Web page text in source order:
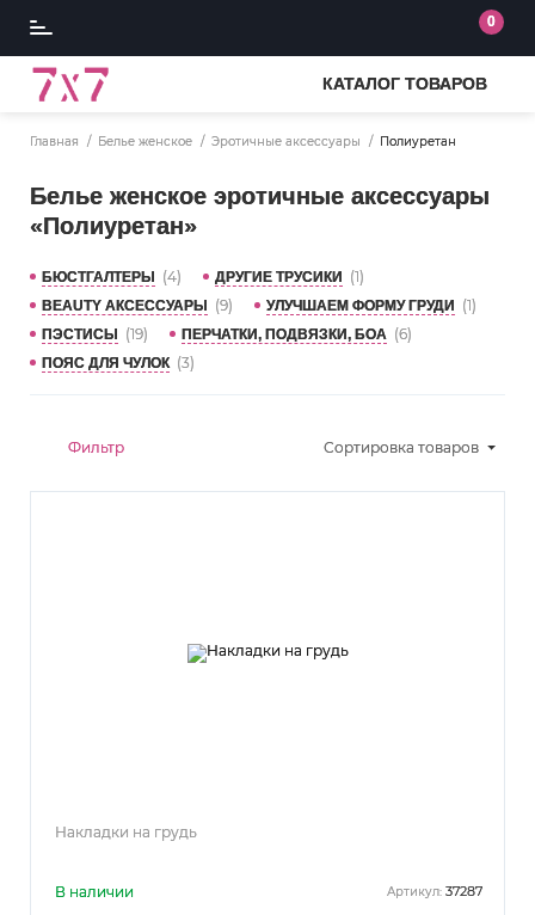
0
КАТАЛОГ ТОВАРОВ
Главная Белье женское Эротичные аксессуары Полиуретан
Белье женское эротичные аксессуары
«Полиуретан»
БЮСТГАЛТЕРЫ (4) ДРУГИЕ ТРУСИКИ (1)
BEAUTY АКСЕССУАРЫ (9) УЛУЧШАЕМ ФОРМУ ГРУДИ (1)
ПЭСТИСЫ (19) ПЕРЧАТКИ, ПОДВЯЗКИ, БОА (6)
ПОЯС ДЛЯ ЧУЛОК (3)
Фильтр Сортировка товаров
Накладки на грудь
В наличии Артикул: 37287